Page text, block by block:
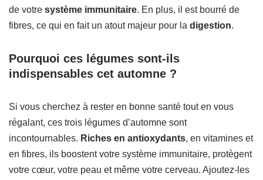
de votre système immunitaire. En plus, il est bourré de
fibres, ce qui en fait un atout majeur pour la digestion.
Pourquoi ces légumes sont-ils
indispensables cet automne ?
Si vous cherchez à rester en bonne santé tout en vous
régalant, ces trois légumes d’automne sont
incontournables. Riches en antioxydants, en vitamines et
en fibres, ils boostent votre système immunitaire, protègent
votre cœur, votre peau et même votre cerveau. Ajoutez-les